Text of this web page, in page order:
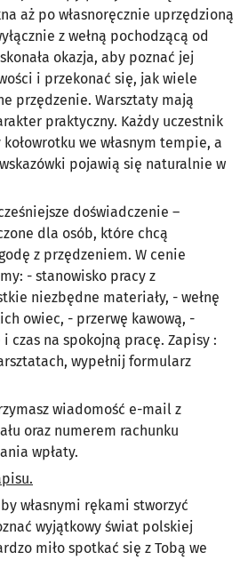
aż po własnoręcznie uprzędzioną
z wełną pochodzącą od
okazja, aby poznać jej
i przekonać się, jak wiele
przędzenie. Warsztaty mają
praktyczny. Każdy uczestnik
we własnym tempie, a
pojawią się naturalnie w
doświadczenie –
dla osób, które chcą
z przędzeniem. W cenie
- stanowisko pracy z
niezbędne materiały, - wełnę
owiec, - przerwę kawową, -
czas na spokojną pracę. Zapisy :
wypełnij formularz
wiadomość e-mail z
oraz numerem rachunku
wpłaty.
własnymi rękami stworzyć
wyjątkowy świat polskiej
miło spotkać się z Tobą we